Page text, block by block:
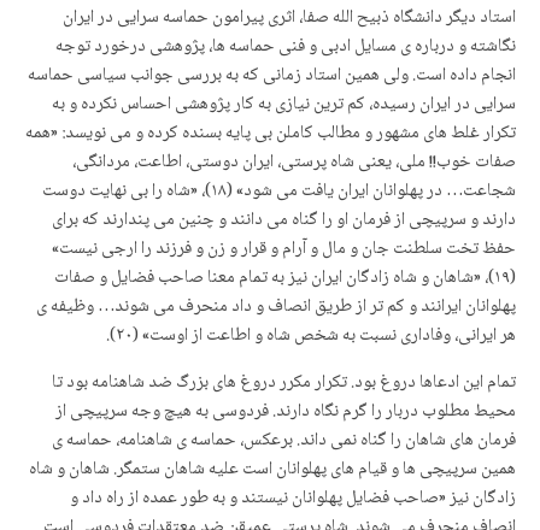
استاد دیگر دانشگاه ذبیح الله صفا، اثری پیرامون حماسه سرایی در ایران
نگاشته و درباره ی مسایل ادبی و فنی حماسه ها، پژوهشی درخورد توجه
انجام داده است. ولی همین استاد زمانی که به بررسی جوانب سیاسی حماسه
سرایی در ایران رسیده، کم ترین نیازی به کار پژوهشی احساس نکرده و به
تکرار غلط های مشهور و مطالب کاملن بی پایه بسنده کرده و می نویسد: «همه
صفات خوب!! ملی، یعنی شاه پرستی، ایران دوستی، اطاعت، مردانگی،
شجاعت… در پهلوانان ایران یافت می شود» (۱۸)، «شاه را بی نهایت دوست
دارند و سرپیچی از فرمان او را گناه می دانند و چنین می پندارند که برای
حفظ تخت سلطنت جان و مال و آرام و قرار و زن و فرزند را ارجی نیست»
(۱۹)، «شاهان و شاه زادگان ایران نیز به تمام معنا صاحب فضایل و صفات
پهلوانان ایرانند و کم تر از طریق انصاف و داد منحرف می شوند… وظیفه ی
هر ایرانی، وفاداری نسبت به شخص شاه و اطاعت از اوست» (۲۰).
تمام این ادعاها دروغ بود. تکرار مکرر دروغ های بزرگ ضد شاهنامه بود تا
محیط مطلوب دربار را گرم نگاه دارند. فردوسی به هیچ وجه سرپیچی از
فرمان های شاهان را گناه نمی داند. برعکس، حماسه ی شاهنامه، حماسه ی
همین سرپیچی ها و قیام های پهلوانان است علیه شاهان ستمگر. شاهان و شاه
زادگان نیز «صاحب فضایل پهلوانان نیستند و به طور عمده از راه داد و